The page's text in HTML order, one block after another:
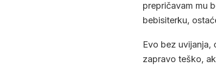
prepričavam mu
bebisiterku,
Evo bez uvijanja,
zapravo teško,